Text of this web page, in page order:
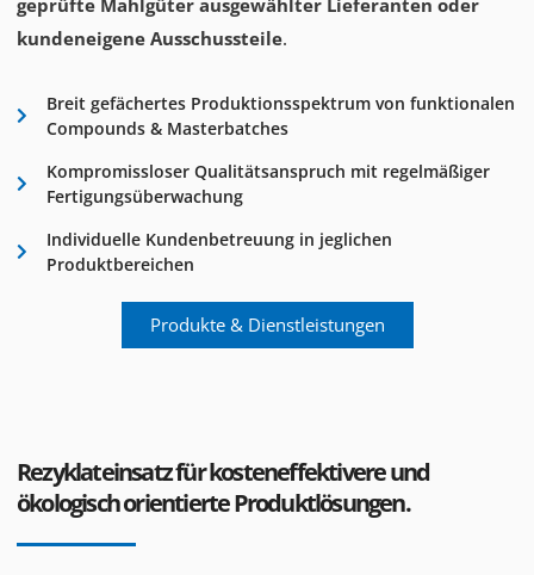
geprüfte Mahlgüter ausgewählter Lieferanten oder
kundeneigene Ausschussteile.
Breit gefächertes Produktionsspektrum von funktionalen
Compounds & Masterbatches
Kompromissloser Qualitätsanspruch mit regelmäßiger
Fertigungsüberwachung
Individuelle Kundenbetreuung in jeglichen
Produktbereichen
Produkte & Dienstleistungen
Rezyklateinsatz für kosteneffektivere und
ökologisch orientierte Produktlösungen.